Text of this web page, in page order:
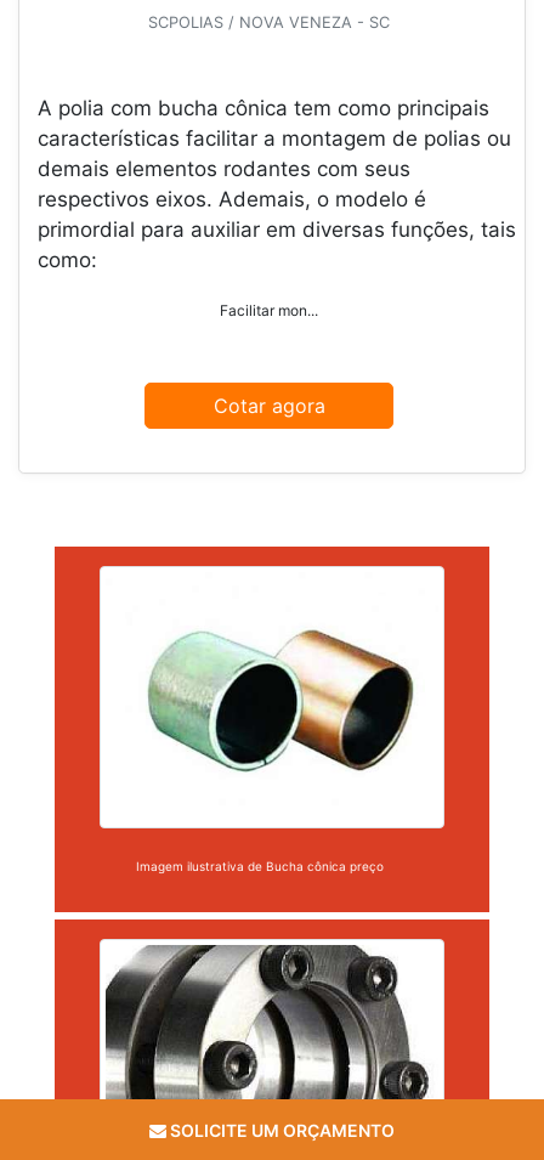
SCPOLIAS / NOVA VENEZA - SC
A polia com bucha cônica tem como principais
características facilitar a montagem de polias ou
demais elementos rodantes com seus
respectivos eixos. Ademais, o modelo é
primordial para auxiliar em diversas funções, tais
como:
Facilitar mon...
Cotar agora
Imagem ilustrativa de Bucha cônica preço
SOLICITE UM ORÇAMENTO